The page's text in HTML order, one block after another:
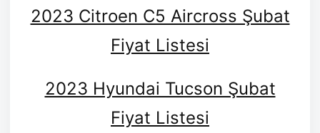
2023 Citroen C5 Aircross Şubat
Fiyat Listesi
2023 Hyundai Tucson Şubat
Fiyat Listesi